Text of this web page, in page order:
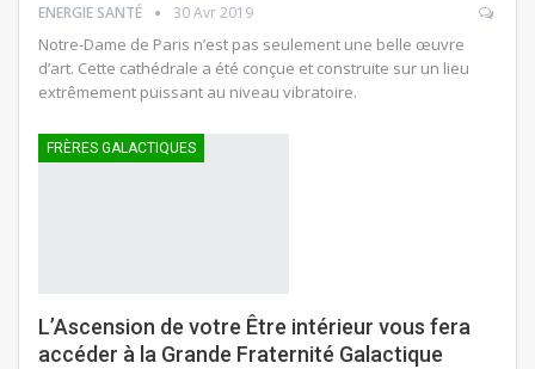
ENERGIE SANTÉ 30 Avr 2019
Notre-Dame de Paris n’est pas seulement une belle œuvre
d’art. Cette cathédrale a été conçue et construite sur un lieu
extrêmement puissant au niveau vibratoire.
FRÈRES GALACTIQUES
L’Ascension de votre Être intérieur vous fera
accéder à la Grande Fraternité Galactique